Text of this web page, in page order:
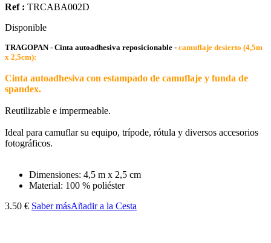
Ref : TRCABA002D
Disponible
TRAGOPAN - Cinta autoadhesiva reposicionable - camuflaje desierto (4,5m
x 2,5cm):
Cinta autoadhesiva con estampado de camuflaje y funda de
spandex.
Reutilizable e impermeable.
Ideal para camuflar su equipo, trípode, rótula y diversos accesorios
fotográficos.
Dimensiones: 4,5 m x 2,5 cm
Material: 100 % poliéster
3.50 € Saber másAñadir a la Cesta